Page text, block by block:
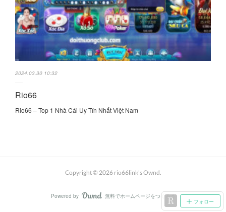
2024.03.30 10:32
Rio66
Rio66 – Top 1 Nhà Cái Uy Tín Nhất Việt Nam
フォロー
Copyright © 2026 rio66link's Ownd.
Powered by AmebaOwnd
無料でホームページをつくろう